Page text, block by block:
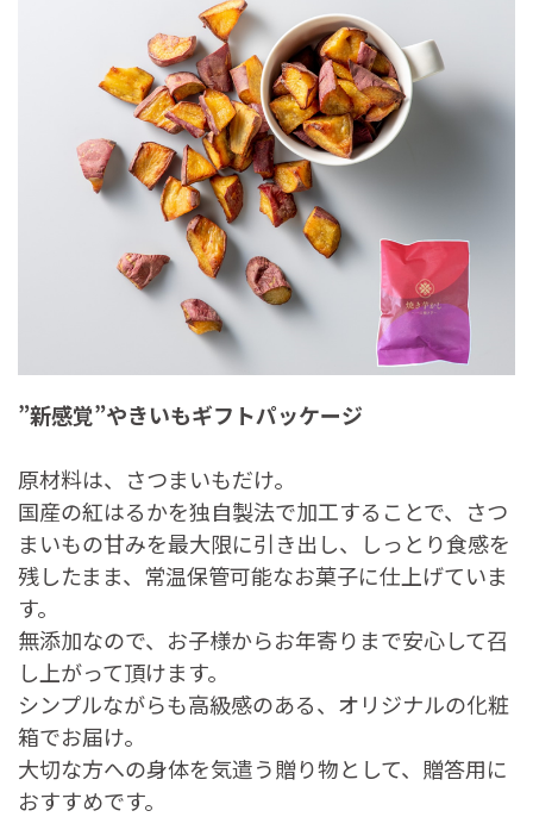
”新感覚”やきいもギフトパッケージ
原材料は、さつまいもだけ。
国産の紅はるかを独自製法で加工することで、さつ
まいもの甘みを最大限に引き出し、しっとり食感を
残したまま、常温保管可能なお菓子に仕上げていま
す。
無添加なので、お子様からお年寄りまで安心して召
し上がって頂けます。
シンプルながらも高級感のある、オリジナルの化粧
箱でお届け。
大切な方への身体を気遣う贈り物として、贈答用に
おすすめです。